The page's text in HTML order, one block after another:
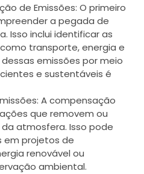
de Emissões: O primeiro
a pegada de
Isso inclui identificar as
transporte, energia e
emissões por meio
e sustentáveis é
A compensação
que removem ou
atmosfera. Isso pode
em projetos de
renovável ou
ambiental.